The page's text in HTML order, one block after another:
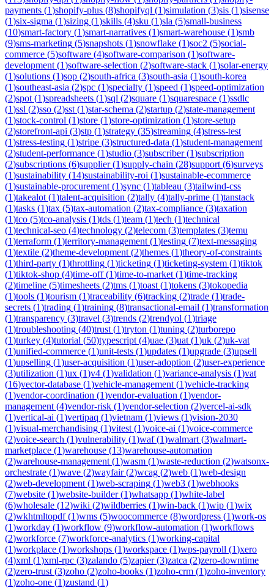
payments (1)shopify-plus (8)shopifyql (1)simulation (3)sis (1)sisense
(1)six-sigma (1)sizing (1)skills (4)sku (1)sla (5)small-business
(10)smart-factory (1)smart-narratives (1)smart-warehouse (1)smb
(9)sms-marketing (5)snapshots (1)snowflake (1)soc2 (5)social-
commerce (5)software (4)software-comparison (1)software-
development (1)software-selection (2)software-stack (1)solar-energy
(1)solutions (1)sop (2)south-africa (3)south-asia (1)south-korea
(1)southeast-asia (2)spc (1)specialty (1)speed (1)speed-optimization
(2)spot (1)spreadsheets (1)sql (2)square (1)squarespace (1)ssdlc
(1)ssl (2)sso (2)sst (1)star-schema (2)startup (2)state-management
(1)stock-control (1)store (1)store-optimization (1)store-setup
(2)storefront-api (3)stp (1)strategy (35)streaming (4)stress-test
(1)stress-testing (1)stripe (3)structured-data (1)student-management
(2)student-performance (1)studio (3)subscriber(1)subscription
(2)subscriptions (6)supplier(1)supply-chain (28)support (6)surveys
(1)sustainability (14)sustainability-roi (1)sustainable-ecommerce
(1)sustainable-procurement (1)sync (1)tableau (3)tailwind-css
(1)takealot (1)talent-acquisition (2)tally (4)tally-prime (1)tanstack
(1)tasks (1)tax (5)tax-automation (2)tax-compliance (3)taxation
(1)tco (5)tco-analysis (1)tds (1)team (1)tech (1)technical
(1)technical-seo (4)technology (2)telecom (3)templates (3)temu
(1)terraform (1)territory-management (1)testing (7)text-messaging
(1)textile (2)theme-development (2)themes (1)theory-of-constraints
(1)third-party (1)throttling (1)ticketing (1)ticketing-system (1)tiktok
(1)tiktok-shop (4)time-off(1)time-to-market (1)time-tracking
(2)timeline (5)timesheets (2)tms (1)toast (1)tokens (3)tokopedia
(1)tools (1)tourism (1)traceability (6)tracking (2)trade (1)trade-
secrets (1)trading (1)training (8)transactional-email (1)transformation
(1)transparency (3)travel (3)trends (2)trendyol (1)triage
(1)troubleshooting (40)trust (1)tryton (1)tuning (2)turborepo
(1)turkey (4)tutorial (50)typescript (4)uae (3)uat (1)uk (2)uk-vat
(1)unified-commerce (1)unit-tests (1)updates (1)upgrade (3)upsell
(1)upselling (1)user-acquisition (1)user-adoption (2)user-experience
(3)utilization (1)ux (1)v4 (1)validation (1)variance-analysis (1)vat
(16)vector-database (1)vehicle-management (1)vehicle-tracking
(1)vendor-coordination (1)vendor-evaluation (1)vendor-
management (4)vendor-risk (1)vendor-selection (2)vercel-ai-sdk
(1)vertical-ai (1)vertipaq (1)vietnam (1)views (1)vision-2030
(1)visual-merchandising (1)vitest (1)voice-ai (1)voice-commerce
(2)voice-search (1)vulnerability (1)waf(1)walmart (3)walmart-
marketplace (1)warehouse (13)warehouse-automation
(2)warehouse-management (1)wasm (1)waste-reduction (2)watsonx-
orchestrate (1)wave (2)wayfair(2)wcag (2)web (1)web-design
(2)web-development (1)web-scraping (1)web3 (1)webhooks
(7)website (1)website-builder(1)whatsapp (1)white-label
(6)wholesale (12)wiki (2)wildberries (1)win-back (1)wip (1)wix
(2)wkhtmltopdf(1)wms (5)woocommerce (8)wordpress (1)work-os
(1)workday (1)workflow (9)workflow-automation (1)workflows
(2)workforce (7)workforce-analytics (1)working-capital
(1)workplace (1)workshops (1)workspace (1)wps-payroll (1)xero
(4)xml (1)xml-rpc (3)zalando (5)zapier(3)zatca (2)zero-downtime
(2)zero-trust (3)zoho (2)zoho-books (1)zoho-crm (1)zoho-inventory
(1)zoho-one (1)zustand (1)